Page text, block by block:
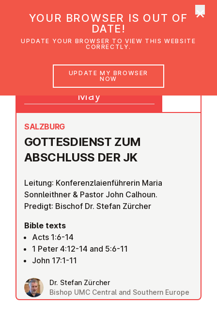
GOTTES­DI­ENST ZUM
ABSCHLUSS DER JK
SALZBURG
Leitung: Konferenzlaienführerin Maria
Sonnleithner & Pastor John Calhoun.
Predigt: Bischof Dr. Stefan Zürcher
Bible texts
Acts 1:6-14
1 Peter 4:12-14 and 5:6-11
John 17:1-11
Dr. Stefan Zürcher
Bishop UMC Central and Southern Europe
17
May
YOUR BROWSER IS OUT OF
DATE!
UPDATE YOUR BROWSER TO VIEW THIS WEBSITE
CORRECTLY.
UPDATE MY BROWSER
NOW
×